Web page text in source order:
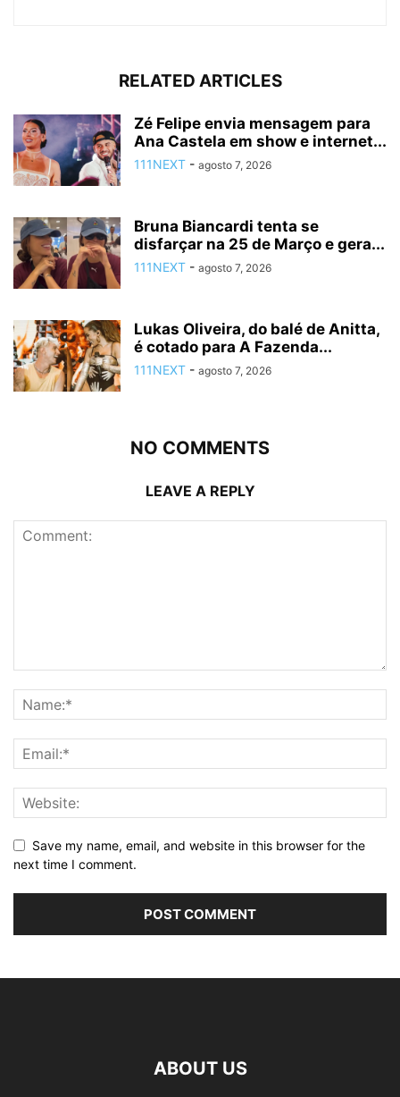
RELATED ARTICLES
Zé Felipe envia mensagem para
Ana Castela em show e internet...
111NEXT - agosto 7, 2026
Bruna Biancardi tenta se
disfarçar na 25 de Março e gera...
111NEXT - agosto 7, 2026
Lukas Oliveira, do balé de Anitta,
é cotado para A Fazenda...
111NEXT - agosto 7, 2026
NO COMMENTS
LEAVE A REPLY
Save my name, email, and website in this browser for the
next time I comment.
ABOUT US